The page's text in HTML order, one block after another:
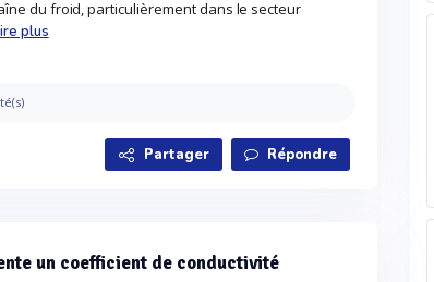
du froid, particulièrement dans le secteur
plus
Partager Répondre
un coefficient de conductivité